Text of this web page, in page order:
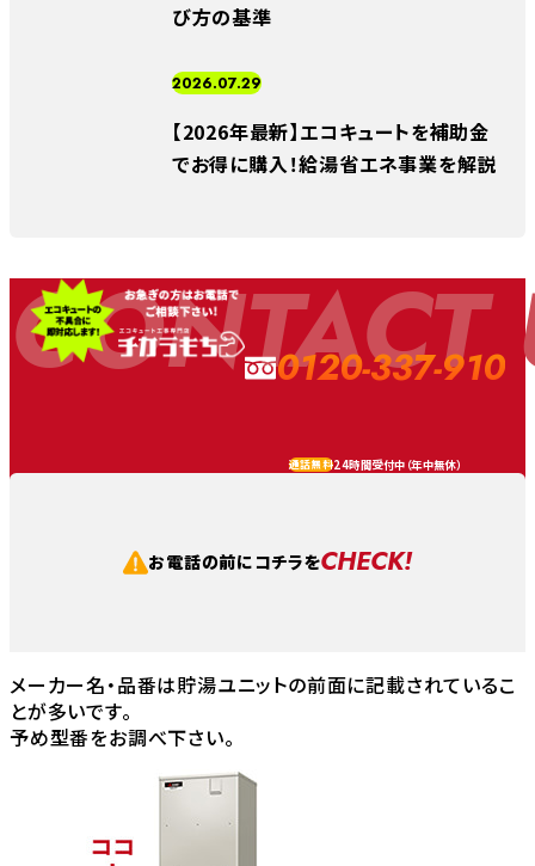
び方の基準
2026.07.29
【2026年最新】エコキュートを補助金
でお得に購入！給湯省エネ事業を解説
CONTACT
0120-337-910
通話無料24時間受付中（年中無休）
お電話の前にコチラをCHECK!
メーカー名・品番は貯湯ユニットの前面に記載されているこ
とが多いです。
予め型番をお調べ下さい。